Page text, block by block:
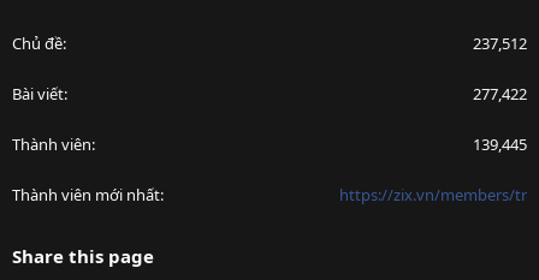
Chủ đề 237,512
Bài viết 277,422
Thành viên 139,445
Thành viên mới nhất https://zix.vn/members/tr
Share this page